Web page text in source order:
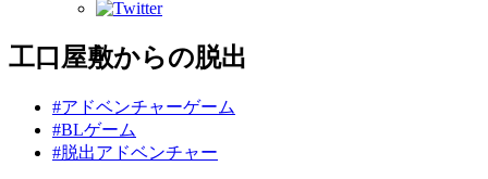
工口屋敷からの脱出
#アドベンチャーゲーム
#BLゲーム
#脱出アドベンチャー